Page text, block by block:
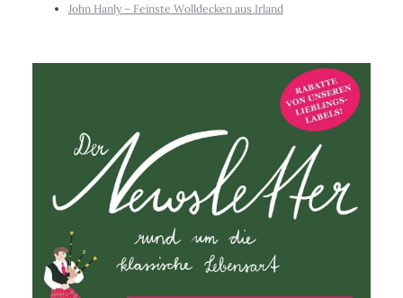
John Hanly – Feinste Wolldecken aus Irland